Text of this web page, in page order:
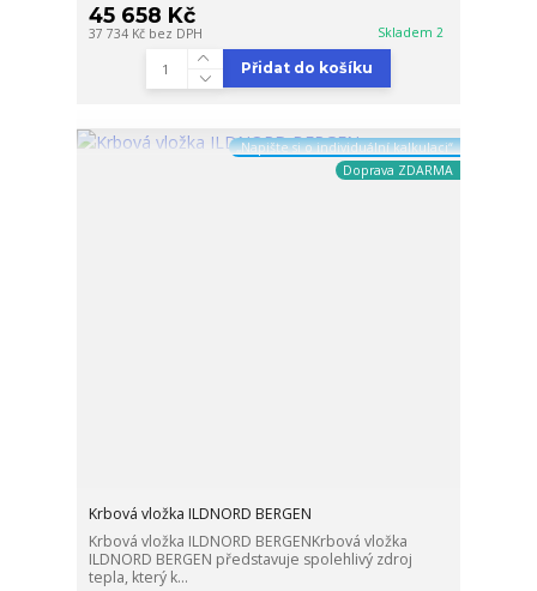
45 658 Kč
37 734 Kč bez DPH Skladem 2
Přidat do košíku
„Napište si o individuální kalkulaci“
Doprava ZDARMA
Krbová vložka ILDNORD BERGEN
Krbová vložka ILDNORD BERGENKrbová vložka
ILDNORD BERGEN představuje spolehlivý zdroj
tepla, který k...